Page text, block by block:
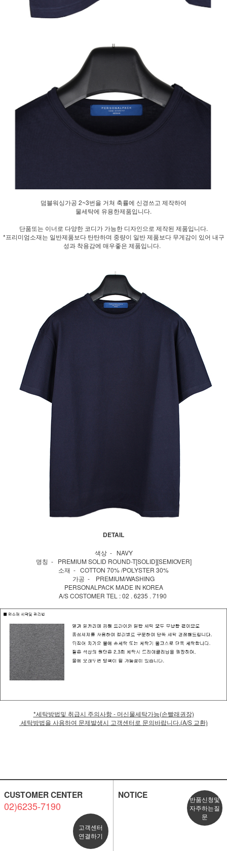
덤블워싱가공 2~3번을 거쳐 축률에 신경쓰고 제작하여
물세탁에 유용한제품입니다.
단품또는 이너로 다양한 코디가 가능한 디자인으로 제작된 제품입니다.
*프리미엄소재는 일반제품보다 탄탄하며 중량이 일반 제품보다 무게감이 있어 내구
성과 착용감에 매우좋은 제품입니다.
DETAIL
색상 - NAVY
명칭 - PREMIUM SOLID ROUND-T[SOLID][SEMIOVER]
소재 - COTTON 70% /POLYSTER 30%
가공 - PREMIUM/WASHING
PERSONALPACK MADE IN KOREA
A/S COSTOMER TEL : 02 . 6235 . 7190
*세탁방법및 취급시 주의사항 - 머신물세탁가능(손빨래권장)
세탁방법을 사용하여 문제발생시 고객센터로 문의바랍니다.(A/S 교환)
CUSTOMER CENTER
02)6235-7190
고객센터
연결하기
NOTICE
반품신청및
자주하는질
문